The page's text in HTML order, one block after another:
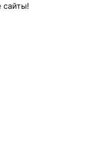
сайты!